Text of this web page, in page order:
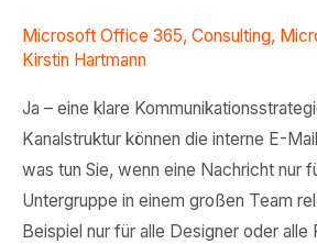
Microsoft Office 365, Consulting,
Kirstin Hartmann
Ja – eine klare
Kanalstruktur können die interne E-
was tun Sie, wenn eine Nachricht nur
Untergruppe in einem großen Team
Beispiel nur für alle Designer oder alle